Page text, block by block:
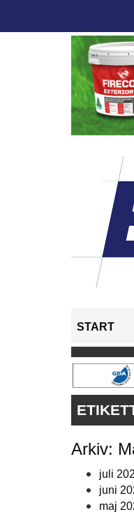
START
Arkiv:
juli
juni
maj